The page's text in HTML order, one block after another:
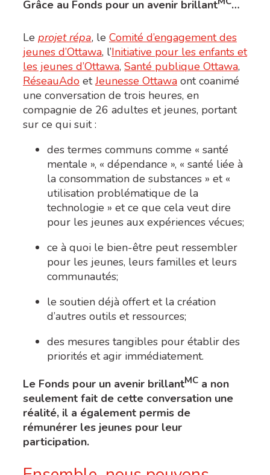
Grâce au Fonds pour un avenir brillant …
Le projet répa, le Comité d’engagement des
jeunes d’Ottawa, l’Initiative pour les enfants et
les jeunes d’Ottawa, Santé publique Ottawa,
RéseauAdo etJeunesse Ottawa ont coanimé
une conversation de trois heures, en
compagnie de 26 adultes et jeunes, portant
sur ce qui suit :
des termes communs comme « santé
mentale », « dépendance », « santé liée à
la consommation de substances » et «
utilisation problématique de la
technologie » et ce que cela veut dire
pour les jeunes aux expériences vécues;
ce à quoi le bien-être peut ressembler
pour les jeunes, leurs familles et leurs
communautés;
le soutien déjà offert et la création
d’autres outils et ressources;
des mesures tangibles pour établir des
priorités et agir immédiatement.
Le Fonds pour un avenir brillantMC a non
seulement fait de cette conversation une
réalité, il a également permis de
rémunérer les jeunes pour leur
participation.